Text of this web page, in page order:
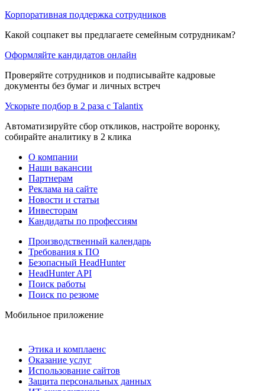
Корпоративная поддержка сотрудников
Какой соцпакет вы предлагаете семейным сотрудникам?
Оформляйте кандидатов онлайн
Проверяйте сотрудников и подписывайте кадровые
документы без бумаг и личных встреч
Ускорьте подбор в 2 раза с Talantix
Автоматизируйте сбор откликов, настройте воронку,
собирайте аналитику в 2 клика
О компании
Наши вакансии
Партнерам
Реклама на сайте
Новости и статьи
Инвесторам
Кандидаты по профессиям
Производственный календарь
Требования к ПО
Безопасный HeadHunter
HeadHunter API
Поиск работы
Поиск по резюме
Мобильное приложение
Этика и комплаенс
Оказание услуг
Использование сайтов
Защита персональных данных